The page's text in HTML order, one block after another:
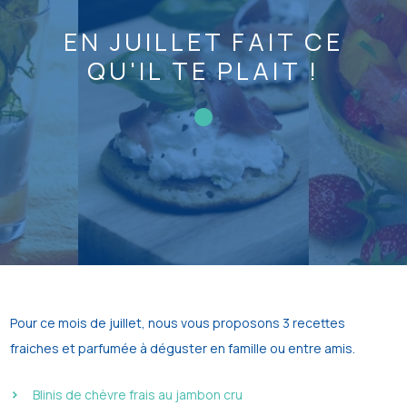
EN JUILLET FAIT CE
QU'IL TE PLAIT !
Pour ce mois de juillet, nous vous proposons 3 recettes
fraiches et parfumée à déguster en famille ou entre amis.
Blinis de chèvre frais au jambon cru